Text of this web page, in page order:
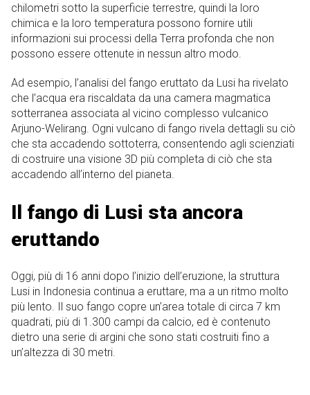
chilometri sotto la superficie terrestre, quindi la loro
chimica e la loro temperatura possono fornire utili
informazioni sui processi della Terra profonda che non
possono essere ottenute in nessun altro modo.
Ad esempio, l’analisi del fango eruttato da Lusi ha rivelato
che l’acqua era riscaldata da una camera magmatica
sotterranea associata al vicino complesso vulcanico
Arjuno-Welirang. Ogni vulcano di fango rivela dettagli su ciò
che sta accadendo sottoterra, consentendo agli scienziati
di costruire una visione 3D più completa di ciò che sta
accadendo all’interno del pianeta.
Il fango di Lusi sta ancora
eruttando
Oggi, più di 16 anni dopo l’inizio dell’eruzione, la struttura
Lusi in Indonesia continua a eruttare, ma a un ritmo molto
più lento. Il suo fango copre un’area totale di circa 7 km
quadrati, più di 1.300 campi da calcio, ed è contenuto
dietro una serie di argini che sono stati costruiti fino a
un’altezza di 30 metri.